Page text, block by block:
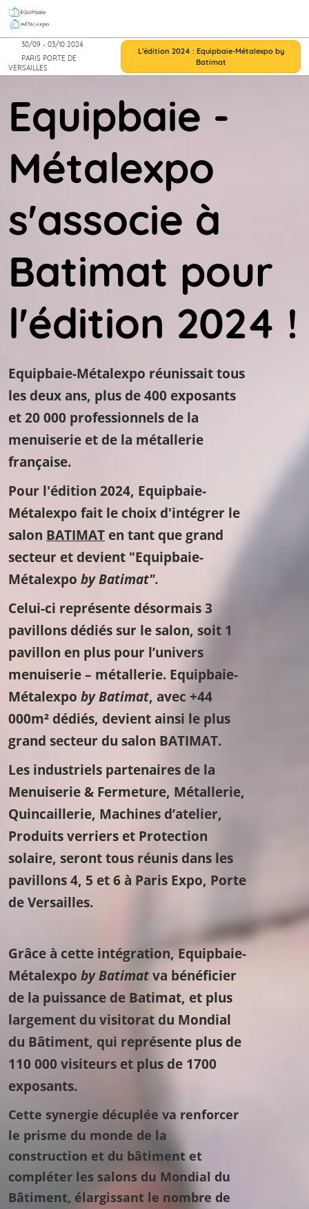
Accéder
au
contenu
30/09 - 03/10 2024
PARIS PORTE DE
VERSAILLES
L'édition 2024 : Equipbaie-Métalexpo by
Batimat
Equipbaie -
Métalexpo
s'associe à
Batimat pour
l'édition 2024 !
Equipbaie-Métalexpo réunissait tous
les deux ans, plus de 400 exposants
et 20 000 professionnels de la
menuiserie et de la métallerie
française.
Pour l'édition 2024, Equipbaie-
Métalexpo fait le choix d'intégrer le
salon BATIMAT en tant que grand
secteur et devient "Equipbaie-
Métalexpo by Batimat".
Celui-ci représente désormais 3
pavillons dédiés sur le salon, soit 1
pavillon en plus pour l’univers
menuiserie – métallerie. Equipbaie-
Métalexpo by Batimat, avec +44
000m² dédiés, devient ainsi le plus
grand secteur du salon BATIMAT.
Les industriels partenaires de la
Menuiserie & Fermeture, Métallerie,
Quincaillerie, Machines d’atelier,
Produits verriers et Protection
solaire, seront tous réunis dans les
pavillons 4, 5 et 6 à Paris Expo, Porte
de Versailles.
Grâce à cette intégration, Equipbaie-
Métalexpo by Batimatva bénéficier
de la puissance de Batimat, et plus
largement du visitorat du Mondial
du Bâtiment, qui représente plus de
110 000 visiteurs et plus de 1700
exposants.
Cette synergie décuplée va renforcer
le prisme du monde de la
construction et du bâtiment et
compléter les salons du Mondial du
Bâtiment, élargissant le nombre de